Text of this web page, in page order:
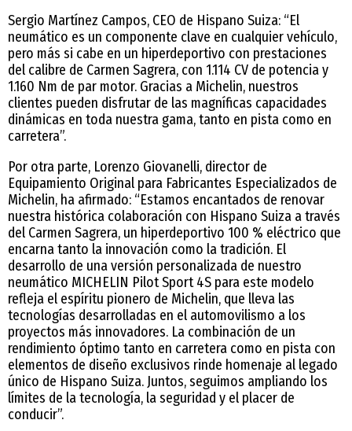
Sergio Martínez Campos, CEO de Hispano Suiza: “El
neumático es un componente clave en cualquier vehículo,
pero más si cabe en un hiperdeportivo con prestaciones
del calibre de Carmen Sagrera, con 1.114 CV de potencia y
1.160 Nm de par motor. Gracias a Michelin, nuestros
clientes pueden disfrutar de las magníficas capacidades
dinámicas en toda nuestra gama, tanto en pista como en
carretera”.
Por otra parte, Lorenzo Giovanelli, director de
Equipamiento Original para Fabricantes Especializados de
Michelin, ha afirmado: “Estamos encantados de renovar
nuestra histórica colaboración con Hispano Suiza a través
del Carmen Sagrera, un hiperdeportivo 100 % eléctrico que
encarna tanto la innovación como la tradición. El
desarrollo de una versión personalizada de nuestro
neumático MICHELIN Pilot Sport 4S para este modelo
refleja el espíritu pionero de Michelin, que lleva las
tecnologías desarrolladas en el automovilismo a los
proyectos más innovadores. La combinación de un
rendimiento óptimo tanto en carretera como en pista con
elementos de diseño exclusivos rinde homenaje al legado
único de Hispano Suiza. Juntos, seguimos ampliando los
límites de la tecnología, la seguridad y el placer de
conducir”.